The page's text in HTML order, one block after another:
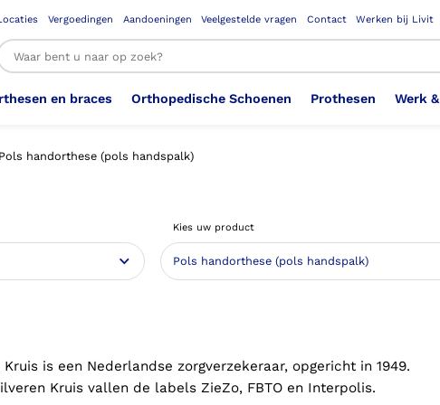
Vergoedingen Aandoeningen Veelgestelde vragen Contact Werken bij Livit
Kousen (klasse 2)
3D geprinte steunzolen
en braces
Been Knie
Hoofd Nek
Orthopedische Schoenen
Orthopedische Schoenen OSA
Badschoenen
Prothesen
Bovenbeenprothese
Hand & Vinger prothese
Werk
Werknemer
Pols handorthese (pols handspalk)
Kies uw product
is een Nederlandse zorgverzekeraar, opgericht in 1949.
Kruis vallen de labels ZieZo, FBTO en Interpolis.